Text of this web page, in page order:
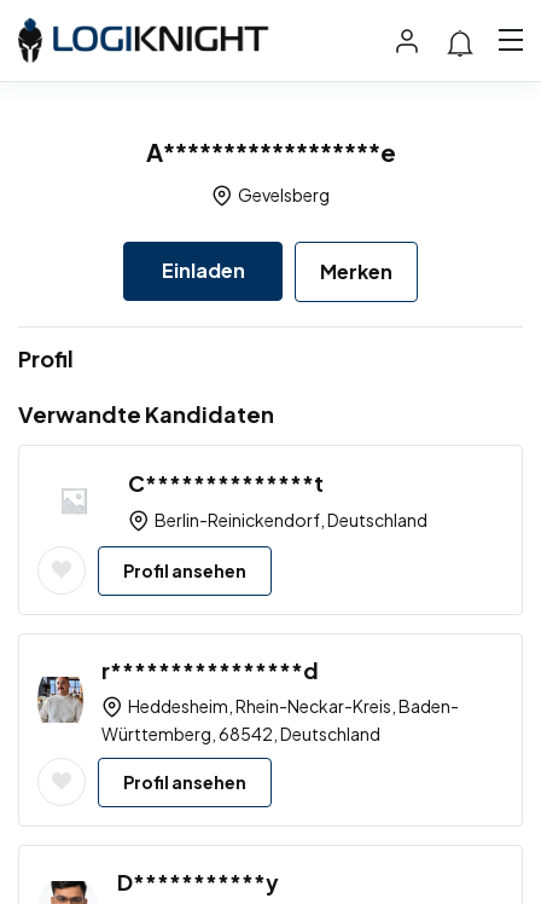
A******************e
Gevelsberg
Einladen Merken
Profil
Verwandte Kandidaten
C**************t
Berlin-Reinickendorf, Deutschland
Profil ansehen
r****************d
Heddesheim, Rhein-Neckar-Kreis, Baden-
Württemberg, 68542, Deutschland
Profil ansehen
D***********y